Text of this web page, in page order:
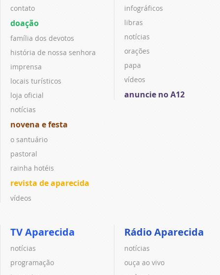
contato
doação
família dos devotos
história de nossa senhora
imprensa
locais turísticos
loja oficial
notícias
novena e festa
o santuário
pastoral
rainha hotéis
revista de aparecida
vídeos
infográficos
libras
notícias
orações
papa
vídeos
anuncie no A12
TV Aparecida
notícias
programação
Rádio Aparecida
notícias
ouça ao vivo